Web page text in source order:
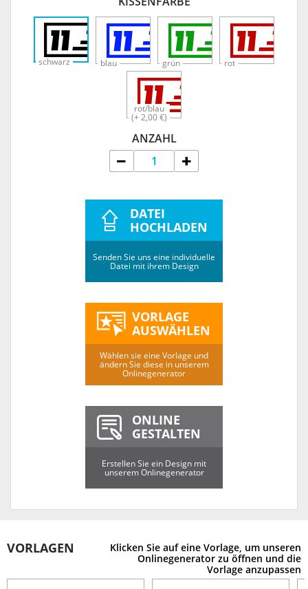
schwarz blau grün rot
rot/blau
(+ 2,00 €)
ANZAHL
DATEI
HOCHLADEN
Senden Sie uns eine individuelle
Datei mit ihrem Design
VORLAGE
AUSWÄHLEN
Wählen sie eine Vorlage und
ändern Sie diese in unserem
Onlinegenerator
ONLINE
GESTALTEN
Erstellen Sie ein Design mit
unserem Onlinegenerator
VORLAGEN
Klicken Sie auf eine Vorlage, um unseren
Onlinegenerator zu öffnen und die
Vorlage anzupassen